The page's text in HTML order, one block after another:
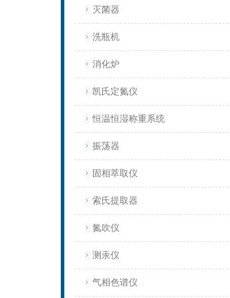
灭菌器
洗瓶机
消化炉
凯氏定氮仪
恒温恒湿称重系统
振荡器
固相萃取仪
索氏提取器
氮吹仪
测汞仪
气相色谱仪